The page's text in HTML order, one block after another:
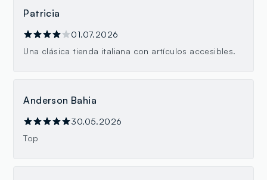
Patricia
01.07.2026
Una clásica tienda italiana con artículos accesibles.
Anderson Bahia
30.05.2026
Top